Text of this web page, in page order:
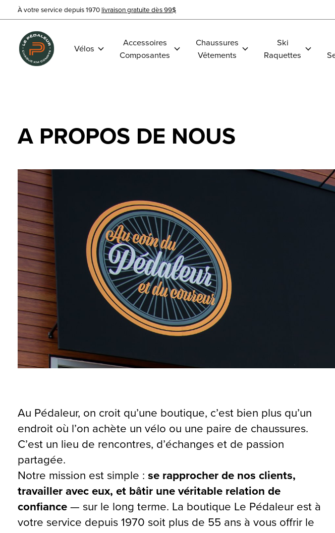
À votre service depuis 1970 livraison gratuite dès 99$
Vélos
Accessoires
Composantes
Chaussures
Vêtements
Ski
Raquettes
A PROPOS DE NOUS
Au Pédaleur, on croit qu’une boutique, c’est bien plus qu’un
endroit où l’on achète un vélo ou une paire de chaussures.
C’est un lieu de rencontres, d’échanges et de passion
partagée.
Notre mission est simple : se rapprocher de nos clients,
travailler avec eux, et bâtir une véritable relation de
confiance— sur le long terme. La boutique Le Pédaleur est à
votre service depuis 1970 soit plus de 55 ans à vous offrir le